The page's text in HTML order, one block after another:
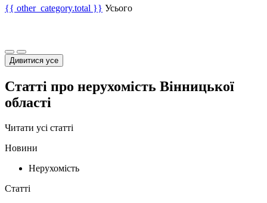
{{ other_category.total }} Усього
Дивитися усе
Статті про нерухомість Вінницької
області
Читати усі статті
Новини
Нерухомість
Статті